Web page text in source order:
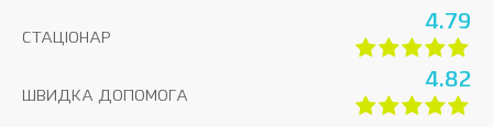
СТАЦІОНАР
4.79
ШВИДКА ДОПОМОГА
4.82